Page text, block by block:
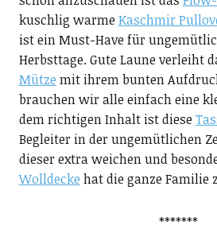
kuschlig warmeKaschmir
ist ein Must-Have für
Herbsttage. Gute Laune verleiht
Mütze mit ihrem bunten
brauchen wir alle einfach eine
dem richtigen Inhalt ist diese
Begleiter in der ungemütlichen
dieser extra weichen und
Wolldecke hat die ganze Familie
*******